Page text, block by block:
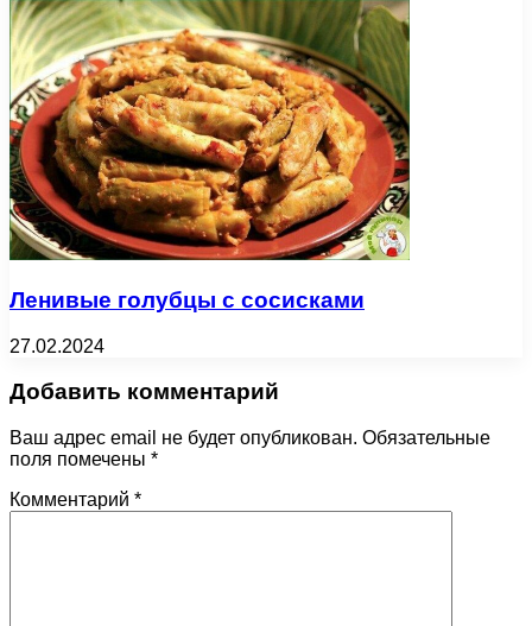
Ленивые голубцы с сосисками
27.02.2024
Добавить комментарий
Ваш адрес email не будет опубликован. Обязательные
поля помечены *
Комментарий *